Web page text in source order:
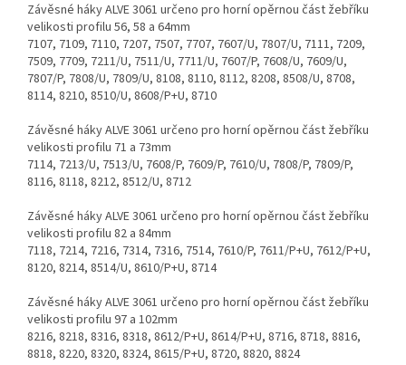
Závěsné háky ALVE 3061 určeno pro horní opěrnou část žebříku
velikosti profilu 56, 58 a 64mm
7107, 7109, 7110, 7207, 7507, 7707, 7607/U, 7807/U, 7111, 7209,
7509, 7709, 7211/U, 7511/U, 7711/U, 7607/P, 7608/U, 7609/U,
7807/P, 7808/U, 7809/U, 8108, 8110, 8112, 8208, 8508/U, 8708,
8114, 8210, 8510/U, 8608/P+U, 8710
Závěsné háky ALVE 3061 určeno pro horní opěrnou část žebříku
velikosti profilu 71 a 73mm
7114, 7213/U, 7513/U, 7608/P, 7609/P, 7610/U, 7808/P, 7809/P,
8116, 8118, 8212, 8512/U, 8712
Závěsné háky ALVE 3061 určeno pro horní opěrnou část žebříku
velikosti profilu 82 a 84mm
7118, 7214, 7216, 7314, 7316, 7514, 7610/P, 7611/P+U, 7612/P+U,
8120, 8214, 8514/U, 8610/P+U, 8714
Závěsné háky ALVE 3061 určeno pro horní opěrnou část žebříku
velikosti profilu 97 a 102mm
8216, 8218, 8316, 8318, 8612/P+U, 8614/P+U, 8716, 8718, 8816,
8818, 8220, 8320, 8324, 8615/P+U, 8720, 8820, 8824